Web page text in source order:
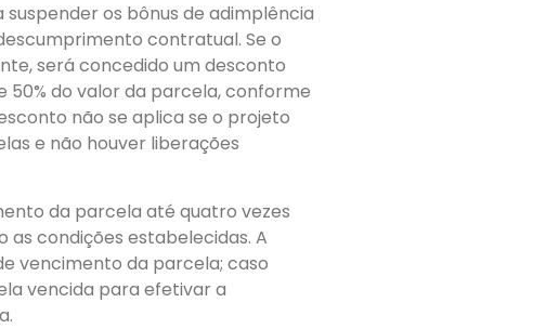
os bônus de adimplência
contratual. Se o
será concedido um desconto
50% do valor da parcela, conforme
não se aplica se o projeto
e não houver liberações
da parcela até quatro vezes
condições estabelecidas. A
vencimento da parcela; caso
vencida para efetivar a